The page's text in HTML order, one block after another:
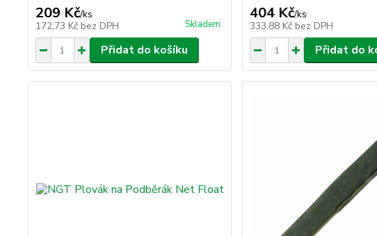
209 Kč/ks
172,73 Kč bez DPH Skladem
Přidat do košíku
404 Kč/ks
333,88 Kč bez DPH
Přidat do